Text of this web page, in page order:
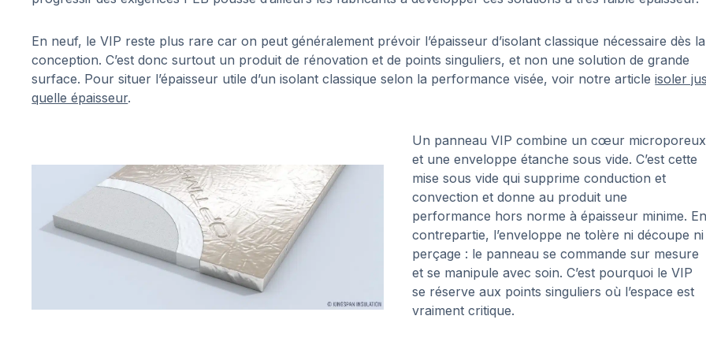
En neuf, le VIP reste plus rare car on peut généralement prévoir l’épaisseur d’isolant classique nécessaire dès la
conception. C’est donc surtout un produit de rénovation et de points singuliers, et non une solution de grande
surface. Pour situer l’épaisseur utile d’un isolant classique selon la performance visée, voir notre articleisoler
quelle épaisseur.
Un panneau VIP combine un cœur microporeux
et une enveloppe étanche sous vide. C’est cette
mise sous vide qui supprime conduction et
convection et donne au produit une
performance hors norme à épaisseur minime. En
contrepartie, l’enveloppe ne tolère ni découpe ni
perçage : le panneau se commande sur mesure
et se manipule avec soin. C’est pourquoi le VIP
se réserve aux points singuliers où l’espace est
vraiment critique.